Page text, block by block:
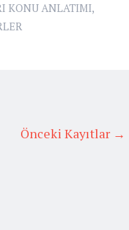
KONU ANLATIMI,
Önceki Kayıtlar →